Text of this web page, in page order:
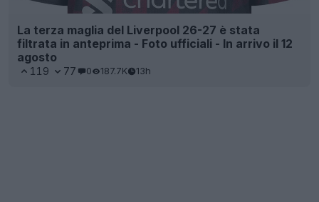
La terza maglia del Liverpool 26-27 è stata
filtrata in anteprima - Foto ufficiali - In arrivo il 12
agosto
119 77 0 187.7K 13h